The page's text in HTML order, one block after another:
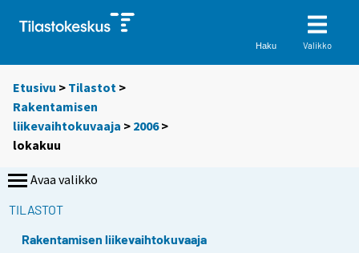
Haku Valikko
Etusivu > Tilastot >
Rakentamisen
liikevaihtokuvaaja > 2006>
lokakuu
Avaa valikko
TILASTOT
Rakentamisen liikevaihtokuvaaja